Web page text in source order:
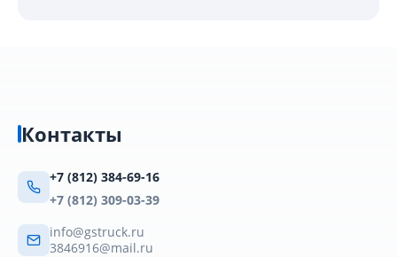
Контакты
+7 (812) 384-69-16
+7 (812) 309-03-39
info@gstruck.ru
3846916@mail.ru